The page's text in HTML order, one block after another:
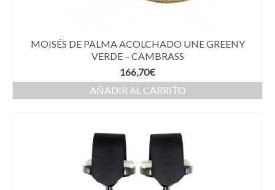
MOISÉS DE PALMA ACOLCHADO UNE GREENY
VERDE – CAMBRASS
166,70€
AÑADIR AL CARRITO